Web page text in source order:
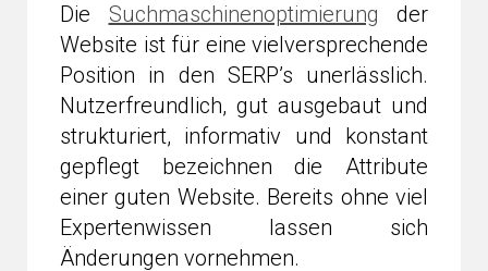
Die Suchmaschinenoptimierung der
Website ist für eine vielversprechende
Position in den SERP’s unerlässlich.
Nutzerfreundlich, gut ausgebaut und
strukturiert, informativ und konstant
gepflegt bezeichnen die Attribute
einer guten Website. Bereits ohne viel
Expertenwissen lassen sich
Änderungen vornehmen.